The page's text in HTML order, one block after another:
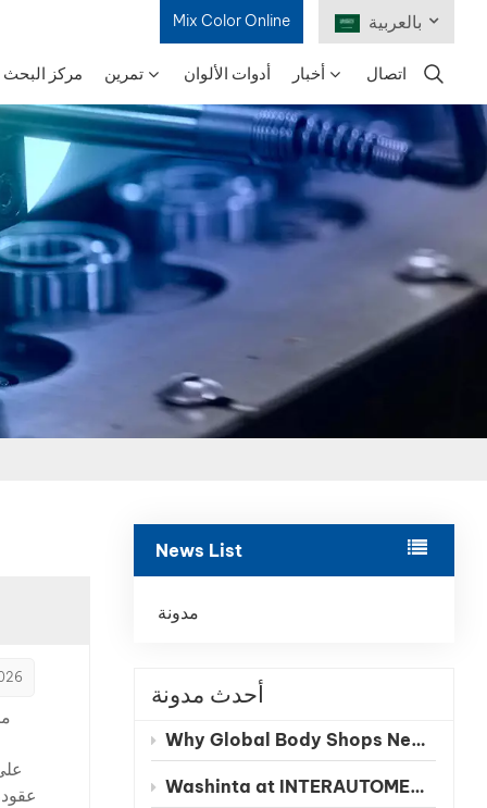
Mix Color Online بالعربية
English
Français
Deutsch
Português
مركز البحث تمرين أدوات الألوان أخبار اتصال
News List
مدونة
أحدث مدونة
Why Global Body Shops Need Chinese EV Color Databases
Washinta at INTERAUTOMECHANICA 2026 Moscow